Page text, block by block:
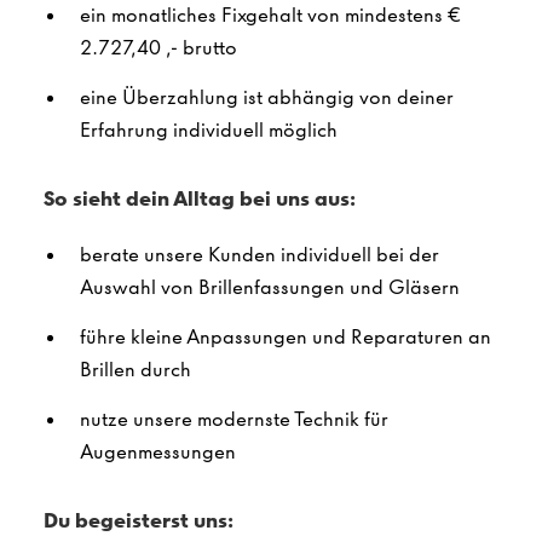
ein monatliches Fixgehalt von mindestens €
2.727,40 ,- brutto
eine Überzahlung ist abhängig von deiner
Erfahrung individuell möglich
So sieht dein Alltag bei uns aus:
berate unsere Kunden individuell bei der
Auswahl von Brillenfassungen und Gläsern
führe kleine Anpassungen und Reparaturen an
Brillen durch
nutze unsere modernste Technik für
Augenmessungen
Du begeisterst uns: